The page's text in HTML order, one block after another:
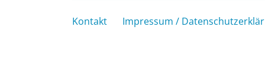
Kontakt Impressum /